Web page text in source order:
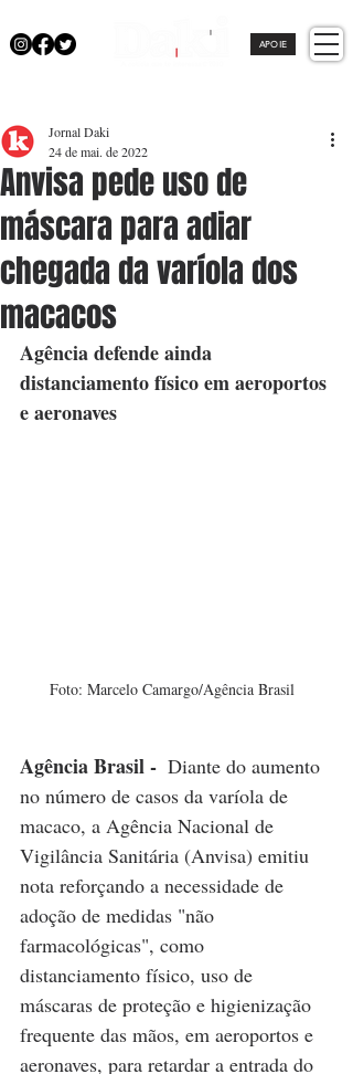
APOIE
Anvisa pede uso de
máscara para adiar
chegada da varíola dos
macacos
Jornal Daki
24 de mai. de 2022
Agência defende ainda
distanciamento físico em aeroportos
e aeronaves
Foto: Marcelo Camargo/Agência Brasil
Agência Brasil - Diante do aumento
no número de casos da varíola de
macaco, a Agência Nacional de
Vigilância Sanitária (Anvisa) emitiu
nota reforçando a necessidade de
adoção de medidas "não
farmacológicas", como
distanciamento físico, uso de
máscaras de proteção e higienização
frequente das mãos, em aeroportos e
aeronaves, para retardar a entrada do